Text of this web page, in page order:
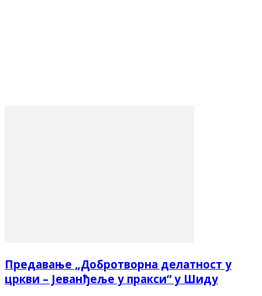
Предавање „Добротворна делатност у
цркви – Јеванђеље у пракси“ у Шиду